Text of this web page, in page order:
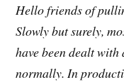
Hello friends of
Slowly but surely,
have been dealt
normally. In